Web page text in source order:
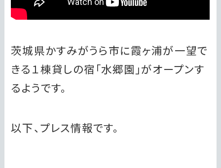
茨城県かすみがうら市に霞ヶ浦が一望で
きる１棟貸しの宿「水郷園」がオープンす
るようです。
以下、プレス情報です。